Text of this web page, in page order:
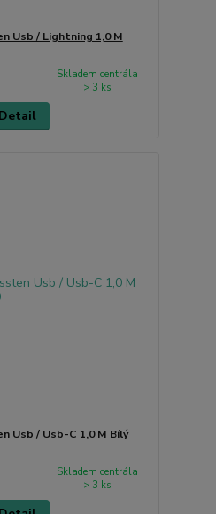
Usb / Lightning 1,0 M
Skladem centrála
> 3 ks
Detail
Usb / Usb-C 1,0 M Bílý
Skladem centrála
> 3 ks